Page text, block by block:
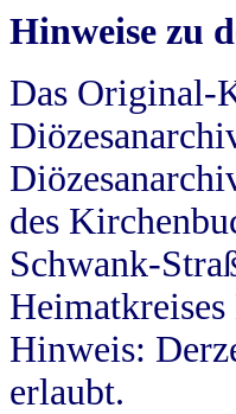
Hinweise zu
Das Original-
des
Schwank-
Hinweis:
erlaubt.